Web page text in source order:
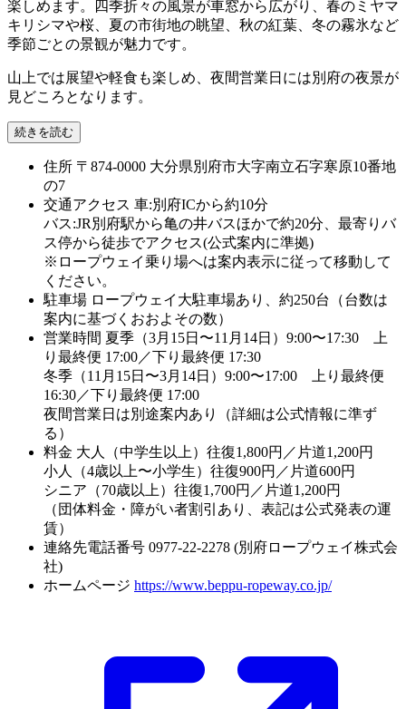
楽しめます。四季折々の風景が車窓から広がり、春のミヤマ
キリシマや桜、夏の市街地の眺望、秋の紅葉、冬の霧氷など
季節ごとの景観が魅力です。
山上では展望や軽食も楽しめ、夜間営業日には別府の夜景が
見どころとなります。
続きを読む
住所 〒874-0000 大分県別府市大字南立石字寒原10番地
の7
交通アクセス 車:別府ICから約10分
バス:JR別府駅から亀の井バスほかで約20分、最寄りバ
ス停から徒歩でアクセス(公式案内に準拠)
※ロープウェイ乗り場へは案内表示に従って移動して
ください。
駐車場 ロープウェイ大駐車場あり、約250台（台数は
案内に基づくおおよその数）
営業時間 夏季（3月15日〜11月14日）9:00〜17:30 上
り最終便 17:00／下り最終便 17:30
冬季（11月15日〜3月14日）9:00〜17:00 上り最終便
16:30／下り最終便 17:00
夜間営業日は別途案内あり（詳細は公式情報に準ず
る）
料金 大人（中学生以上）往復1,800円／片道1,200円
小人（4歳以上〜小学生）往復900円／片道600円
シニア（70歳以上）往復1,700円／片道1,200円
（団体料金・障がい者割引あり、表記は公式発表の運
賃）
連絡先電話番号 0977-22-2278 (別府ロープウェイ株式会
社)
ホームページ https://www.beppu-ropeway.co.jp/